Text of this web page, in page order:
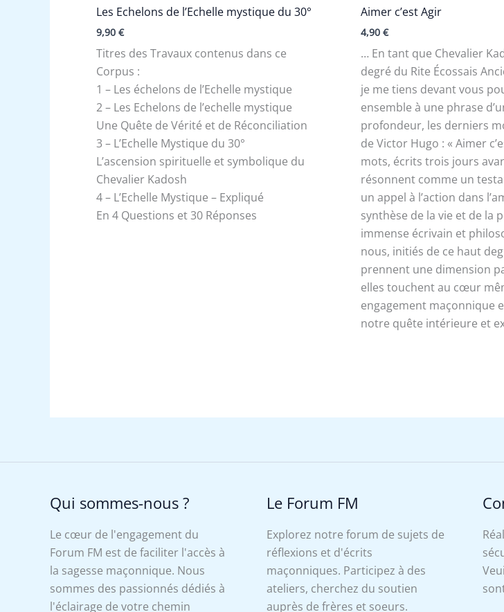
Les Echelons de l’Echelle mystique du 30°
9,90€
Titres des Travaux contenus dans ce
Corpus :
1 – Les échelons de l’Echelle mystique
2 – Les Echelons de l’echelle mystique
Une Quête de Vérité et de Réconciliation
3 – L’Echelle Mystique du 30°
L’ascension spirituelle et symbolique du
Chevalier Kadosh
4 – L’Echelle Mystique – Expliqué
En 4 Questions et 30 Réponses
Aimer c’est Agir
4,90€
… En tant que Chevalier
degré du Rite Écossais
je me tiens devant vous
ensemble à une phrase
profondeur, les derniers
de Victor Hugo : « Aimer
mots, écrits trois jours
résonnent comme un
un appel à l’action dans
synthèse de la vie et de la
immense écrivain et
nous, initiés de ce haut
prennent une dimension
elles touchent au cœur
engagement maçonnique
notre quête intérieure et
Qui sommes-nous ?
Le cœur de l'engagement du
Forum FM est de faciliter l'accès à
la sagesse maçonnique. Nous
sommes des passionnés dédiés à
l'éclairage de votre chemin
Le Forum FM
Explorez notre forum de sujets de
réflexions et d'écrits
maçonniques. Participez à des
ateliers, cherchez du soutien
auprès de frères et soeurs.